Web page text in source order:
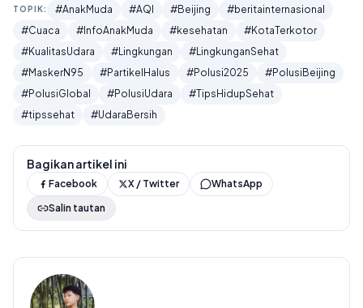
TOPIK: #AnakMuda #AQI #Beijing
#beritainternasional
#Cuaca
#InfoAnakMuda #kesehatan
#KotaTerkotor
#KualitasUdara
#Lingkungan
#LingkunganSehat
#MaskerN95
#PartikelHalus #Polusi2025
#PolusiBeijing
#PolusiGlobal
#PolusiUdara
#TipsHidupSehat
#tipssehat
#UdaraBersih
Bagikan artikel ini
Facebook X / Twitter
WhatsApp
Salin tautan